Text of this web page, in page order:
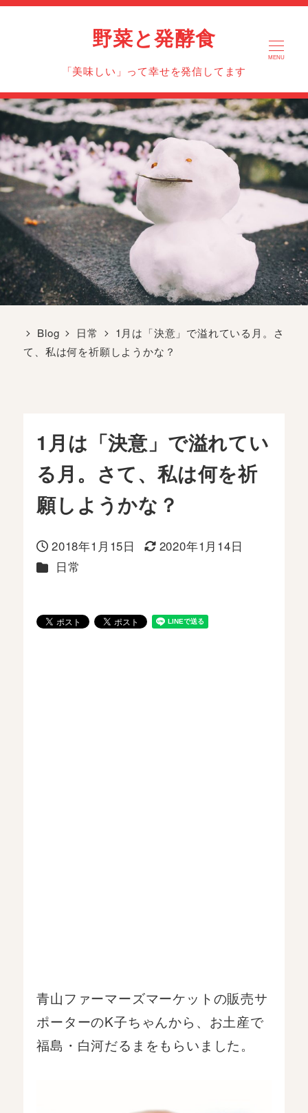
野菜と発酵食
「美味しい」って幸せを発信してます
MENU
Blog 日常
1月は「決意」で溢れている月。さ
て、私は何を祈願しようかな？
1月は「決意」で溢れてい
る月。さて、私は何を祈
願しようかな？
投稿日
2018年1月15日
更新日
2020年1月14日
カテゴリー
日常
青山ファーマーズマーケットの販売サ
ポーターのK子ちゃんから、お土産で
福島・白河だるまをもらいました。